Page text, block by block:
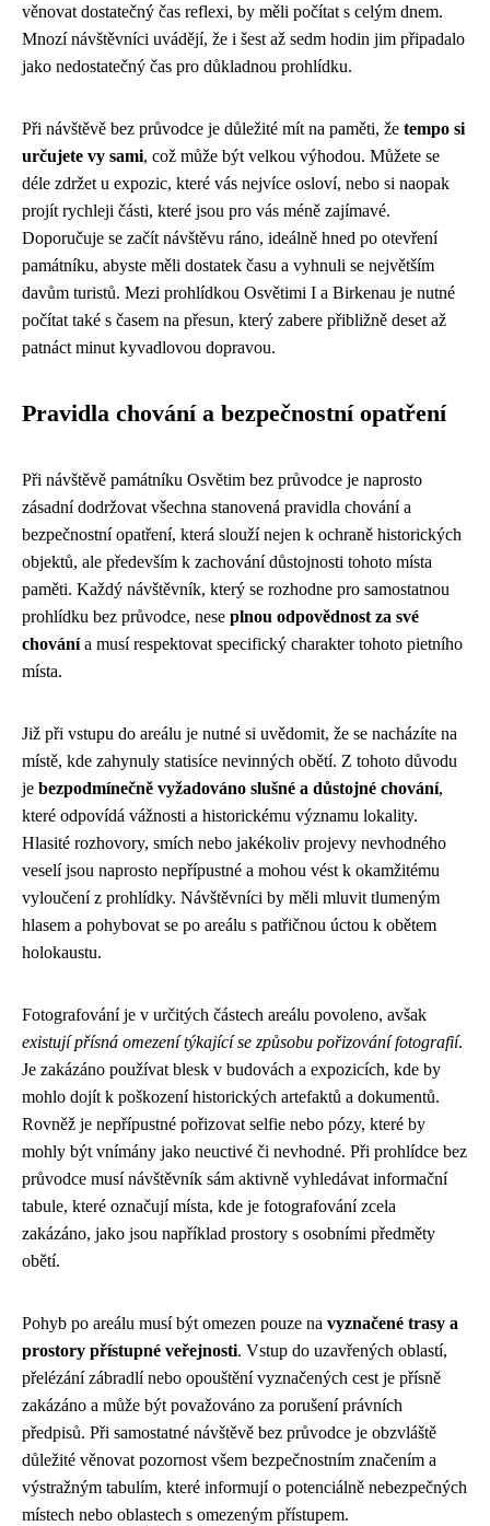
věnovat dostatečný čas reflexi, by měli počítat s celým dnem.
Mnozí návštěvníci uvádějí, že i šest až sedm hodin jim připadalo
jako nedostatečný čas pro důkladnou prohlídku.
Při návštěvě bez průvodce je důležité mít na paměti, že tempo si
určujete vy sami, což může být velkou výhodou. Můžete se
déle zdržet u expozic, které vás nejvíce osloví, nebo si naopak
projít rychleji části, které jsou pro vás méně zajímavé.
Doporučuje se začít návštěvu ráno, ideálně hned po otevření
památníku, abyste měli dostatek času a vyhnuli se největším
davům turistů. Mezi prohlídkou Osvětimi I a Birkenau je nutné
počítat také s časem na přesun, který zabere přibližně deset až
patnáct minut kyvadlovou dopravou.
Pravidla chování a bezpečnostní opatření
Při návštěvě památníku Osvětim bez průvodce je naprosto
zásadní dodržovat všechna stanovená pravidla chování a
bezpečnostní opatření, která slouží nejen k ochraně historických
objektů, ale především k zachování důstojnosti tohoto místa
paměti. Každý návštěvník, který se rozhodne pro samostatnou
prohlídku bez průvodce, nese plnou odpovědnost za své
chovánía musí respektovat specifický charakter tohoto pietního
místa.
Již při vstupu do areálu je nutné si uvědomit, že se nacházíte na
místě, kde zahynuly statisíce nevinných obětí. Z tohoto důvodu
je bezpodmínečně vyžadováno slušné a důstojné chování,
které odpovídá vážnosti a historickému významu lokality.
Hlasité rozhovory, smích nebo jakékoliv projevy nevhodného
veselí jsou naprosto nepřípustné a mohou vést k okamžitému
vyloučení z prohlídky. Návštěvníci by měli mluvit tlumeným
hlasem a pohybovat se po areálu s patřičnou úctou k obětem
holokaustu.
Fotografování je v určitých částech areálu povoleno, avšak
existují přísná omezení týkající se způsobu pořizování fotografií.
Je zakázáno používat blesk v budovách a expozicích, kde by
mohlo dojít k poškození historických artefaktů a dokumentů.
Rovněž je nepřípustné pořizovat selfie nebo pózy, které by
mohly být vnímány jako neuctivé či nevhodné. Při prohlídce bez
průvodce musí návštěvník sám aktivně vyhledávat informační
tabule, které označují místa, kde je fotografování zcela
zakázáno, jako jsou například prostory s osobními předměty
obětí.
Pohyb po areálu musí být omezen pouze na vyznačené trasy a
prostory přístupné veřejnosti. Vstup do uzavřených oblastí,
přelézání zábradlí nebo opouštění vyznačených cest je přísně
zakázáno a může být považováno za porušení právních
předpisů. Při samostatné návštěvě bez průvodce je obzvláště
důležité věnovat pozornost všem bezpečnostním značením a
výstražným tabulím, které informují o potenciálně nebezpečných
místech nebo oblastech s omezeným přístupem.